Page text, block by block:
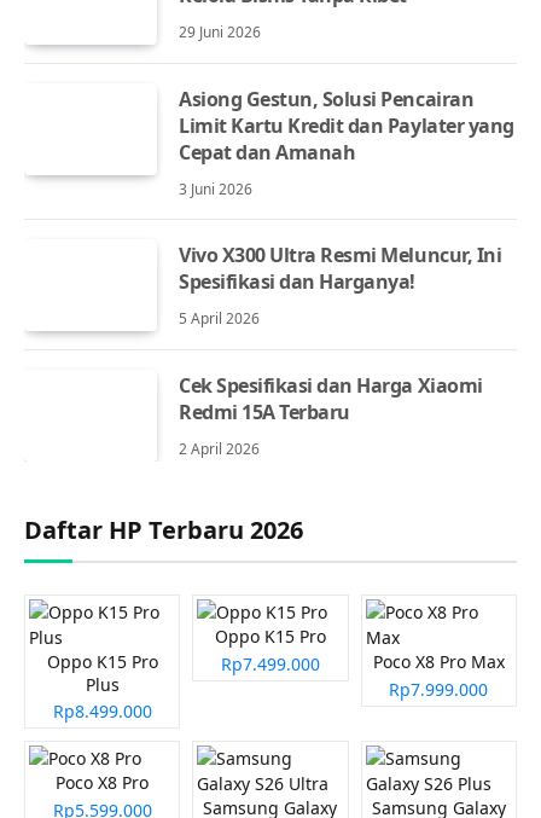
29 Juni 2026
Asiong Gestun, Solusi Pencairan
Limit Kartu Kredit dan Paylater yang
Cepat dan Amanah
3 Juni 2026
Vivo X300 Ultra Resmi Meluncur, Ini
Spesifikasi dan Harganya!
5 April 2026
Cek Spesifikasi dan Harga Xiaomi
Redmi 15A Terbaru
2 April 2026
Daftar HP Terbaru 2026
Oppo K15 Pro
Plus
Rp8.499.000
Oppo K15 Pro
Rp7.499.000
Poco X8 Pro Max
Rp7.999.000
Poco X8 Pro
Rp5.599.000
Samsung Galaxy Samsung Galaxy